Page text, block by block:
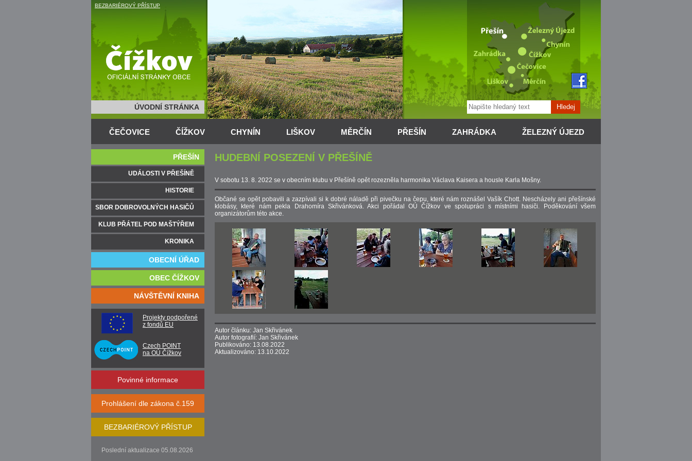
BEZBARIÉROVÝ PŘÍSTUP
Hledej
ÚVODNÍ STRÁNKA
ČEČOVICE ČÍŽKOV CHYNÍN LIŠKOV MĚRČÍN PŘEŠÍN ZAHRÁDKA ŽELEZNÝ ÚJEZD
HUDEBNÍ POSEZENÍ V PŘEŠÍNĚ
V sobotu 13. 8. 2022 se v obecním klubu v Přešíně opět rozezněla harmonika Václava Kaisera a housle Karla Mošny.
Občané se opět pobavili a zazpívali si k dobré náladě při pivečku na čepu, které nám roznášel Vašík Chott. Nescházely ani přešínské
klobásy, které nám pekla Drahomíra Skřivánková. Akci pořádal OÚ Čížkov ve spolupráci s místními hasiči. Poděkování všem
organizátorům této akce.
Autor článku: Jan Skřivánek
Autor fotografií: Jan Skřivánek
Publikováno: 13.08.2022
Aktualizováno: 13.10.2022
PŘEŠÍN
UDÁLOSTI V PŘEŠÍNĚ
HISTORIE
SBOR DOBROVOLNÝCH HASIČŮ
KLUB PŘÁTEL POD MAŠTÝŘEM
KRONIKA
OBECNÍ ÚŘAD
OBEC ČÍŽKOV
NÁVŠTĚVNÍ KNIHA
Projekty podpořené
z fondů EU
Czech POINT
na OÚ Čížkov
Povinné informace
Prohlášení dle zákona č.159
BEZBARIÉROVÝ PŘÍSTUP
Poslední aktualizace 05.08.2026